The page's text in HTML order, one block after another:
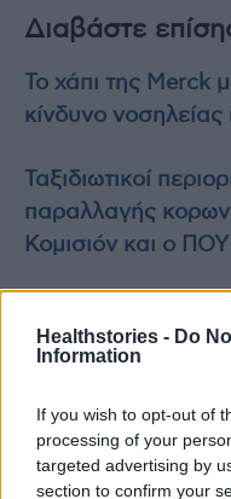
Healthstories - Do
Information
If you wish to opt-out of
processing of your
targeted advertising by
section to confirm your
Διαβάστε
Το χάπι της Merck
κίνδυνο
Ταξιδιωτικοί
παραλλαγής
Κομισιόν και ο ΠΟΥ
συνήθειες
TAGS ανατροφή